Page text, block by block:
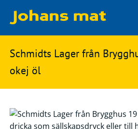
Matbloggen
Innertemperaturer
Ingredienser
Matsnack
Ölbloggen
Sök
på
Johans
mat
Schmidts Lager från
okej öl